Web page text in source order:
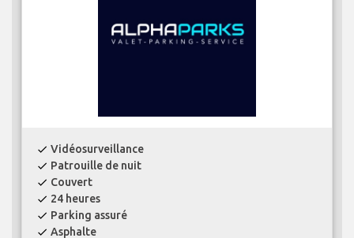
check Vidéosurveillance
check Patrouille de nuit
check Couvert
check 24 heures
check Parking assuré
check Asphalte